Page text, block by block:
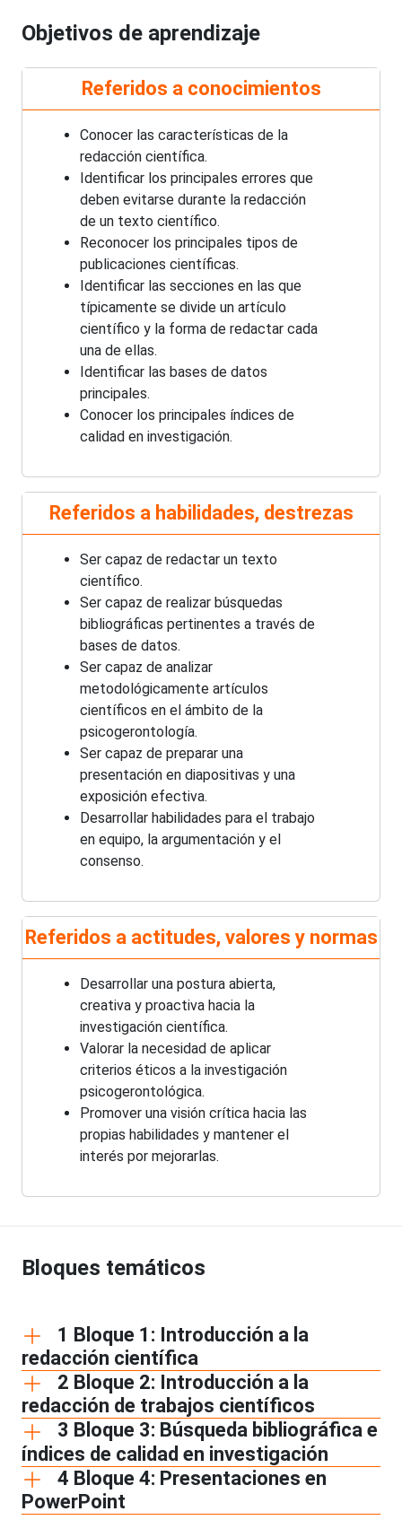
Objetivos de aprendizaje
Referidos a conocimientos
Conocer las características de la
redacción científica.
Identificar los principales errores que
deben evitarse durante la redacción
de un texto científico.
Reconocer los principales tipos de
publicaciones científicas.
Identificar las secciones en las que
típicamente se divide un artículo
científico y la forma de redactar cada
una de ellas.
Identificar las bases de datos
principales.
Conocer los principales índices de
calidad en investigación.
Referidos a habilidades, destrezas
Ser capaz de redactar un texto
científico.
Ser capaz de realizar búsquedas
bibliográficas pertinentes a través de
bases de datos.
Ser capaz de analizar
metodológicamente artículos
científicos en el ámbito de la
psicogerontología.
Ser capaz de preparar una
presentación en diapositivas y una
exposición efectiva.
Desarrollar habilidades para el trabajo
en equipo, la argumentación y el
consenso.
Referidos a actitudes, valores y normas
Desarrollar una postura abierta,
creativa y proactiva hacia la
investigación científica.
Valorar la necesidad de aplicar
criterios éticos a la investigación
psicogerontológica.
Promover una visión crítica hacia las
propias habilidades y mantener el
interés por mejorarlas.
Bloques temáticos
1 Bloque 1: Introducción a la
redacción científica
2 Bloque 2: Introducción a la
redacción de trabajos científicos
3 Bloque 3: Búsqueda bibliográfica e
índices de calidad en investigación
4 Bloque 4: Presentaciones en
PowerPoint